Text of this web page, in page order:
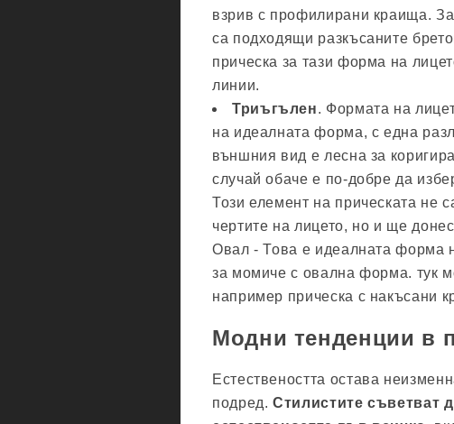
взрив с профилирани краища.
са подходящи разкъсаните
прическа за тази форма на
линии.
Триъгълен. Формата на
на идеалната форма, с една
външния вид е лесна за
случай обаче е по-добре да
Този елемент на прическата не
чертите на лицето, но и ще
Овал - Това е идеалната форма
за момиче с овална форма. тук
например прическа с накъсани
Модни тенденции в
Естествеността остава
подред.Стилистите съветват